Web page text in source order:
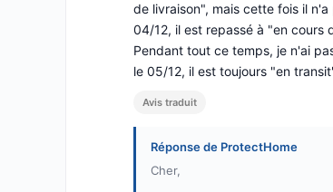
de livraison", mais cette fois il
04/12, il est repassé à "en cours
Pendant tout ce temps, je n'ai
le 05/12, il est toujours "en
Avis traduit
Réponse de ProtectHome
Cher,